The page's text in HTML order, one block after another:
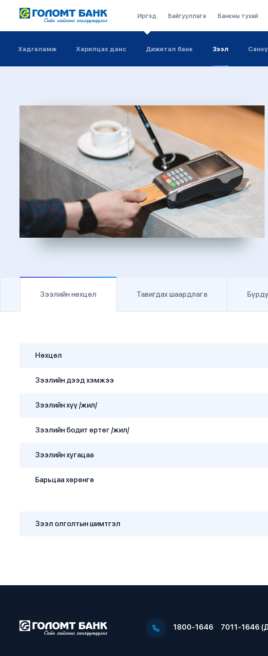
Иргэд Байгууллага Банкны тухай
Хадгаламж Харилцах данс Дижитал банк Зээл
Зээлийн нөхцөл Тавигдах шаардлага
Нөхцөл
Зээлийн дээд хэмжээ
Зээлийн хүү /жил/
Зээлийн бодит өртөг /жил/
Зээлийн хугацаа
Барьцаа хөрөнгө
Зээл олголтын шимтгэл
1800-1646 7011-1646